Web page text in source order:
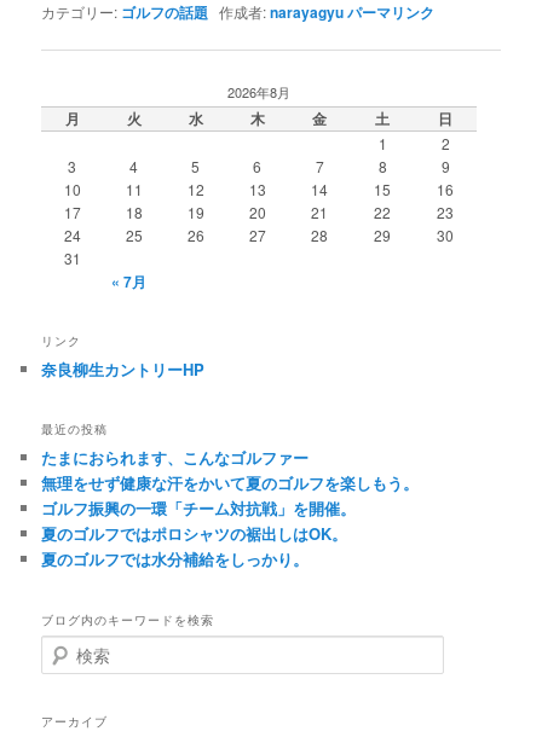
カテゴリー: ゴルフの話題 作成者:narayagyuパーマリンク
2026年8月
月 火 水 木 金 土 日
1
2
3
4 5 6 7 8
9
10
11 12 13 14 15
16
17
18 19 20 21 22
23
24
25 26 27 28 29
30
31
« 7月
リンク
奈良柳生カントリーHP
最近の投稿
たまにおられます、こんなゴルファー
無理をせず健康な汗をかいて夏のゴルフを楽しもう。
ゴルフ振興の一環「チーム対抗戦」を開催。
夏のゴルフではポロシャツの裾出しはOK。
夏のゴルフでは水分補給をしっかり。
ブログ内のキーワードを検索
検
索
アーカイブ